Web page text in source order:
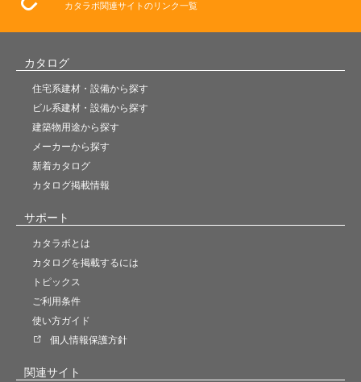
カタラボ関連サイトのリンク一覧
カタログ
住宅系建材・設備から探す
ビル系建材・設備から探す
建築物用途から探す
メーカーから探す
新着カタログ
カタログ掲載情報
サポート
カタラボとは
カタログを掲載するには
トピックス
ご利用条件
使い方ガイド
個人情報保護方針
関連サイト